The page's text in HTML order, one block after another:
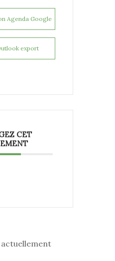
Agenda Google
export
CET